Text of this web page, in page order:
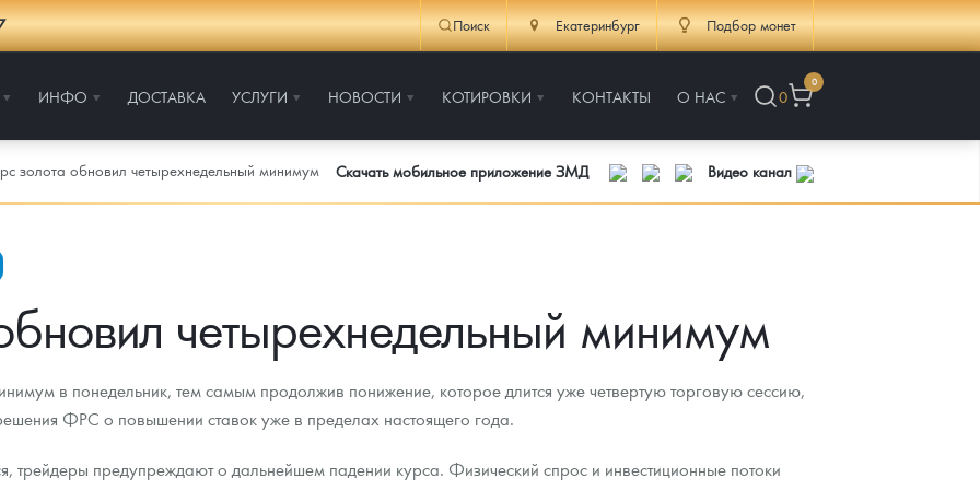
Поиск Екатеринбург Подбор монет
ИНФО ДОСТАВКА УСЛУГИ НОВОСТИ КОТИРОВКИ КОНТАКТЫ О НАС 0
0
золота обновил четырехнедельный минимум Скачать мобильное приложение ЗМД Видео канал
четырехнедельный минимум
в понедельник, тем самым продолжив понижение, которое длится уже четвертую торговую сессию,
решения ФРС о повышении ставок уже в пределах настоящего года.
трейдеры предупреждают о дальнейшем падении курса. Физический спрос и инвестиционные потоки